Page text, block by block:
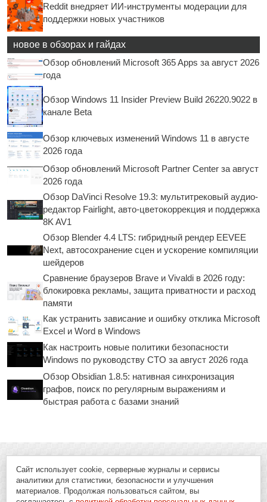
Reddit внедряет ИИ-инструменты модерации для
поддержки новых участников
новое в обзорах и гайдах
Обзор обновлений Microsoft 365 Apps за август 2026
года
Обзор Windows 11 Insider Preview Build 26220.9022 в
канале Beta
Обзор ключевых изменений Windows 11 в августе
2026 года
Обзор обновлений Microsoft Partner Center за август
2026 года
Обзор DaVinci Resolve 19.3: мультитрековый аудио-
редактор Fairlight, авто-цветокоррекция и поддержка
8K AV1
Обзор Blender 4.4 LTS: гибридный рендер EEVEE
Next, автосохранение сцен и ускорение компиляции
шейдеров
Сравнение браузеров Brave и Vivaldi в 2026 году:
блокировка рекламы, защита приватности и расход
памяти
Как устранить зависание и ошибку отклика Microsoft
Excel и Word в Windows
Как настроить новые политики безопасности
Windows по руководству CTO за август 2026 года
Обзор Obsidian 1.8.5: нативная синхронизация
графов, поиск по регулярным выражениям и
быстрая работа с базами знаний
Сайт использует cookie, серверные журналы и сервисы
аналитики для статистики, безопасности и улучшения
материалов. Продолжая пользоваться сайтом, вы